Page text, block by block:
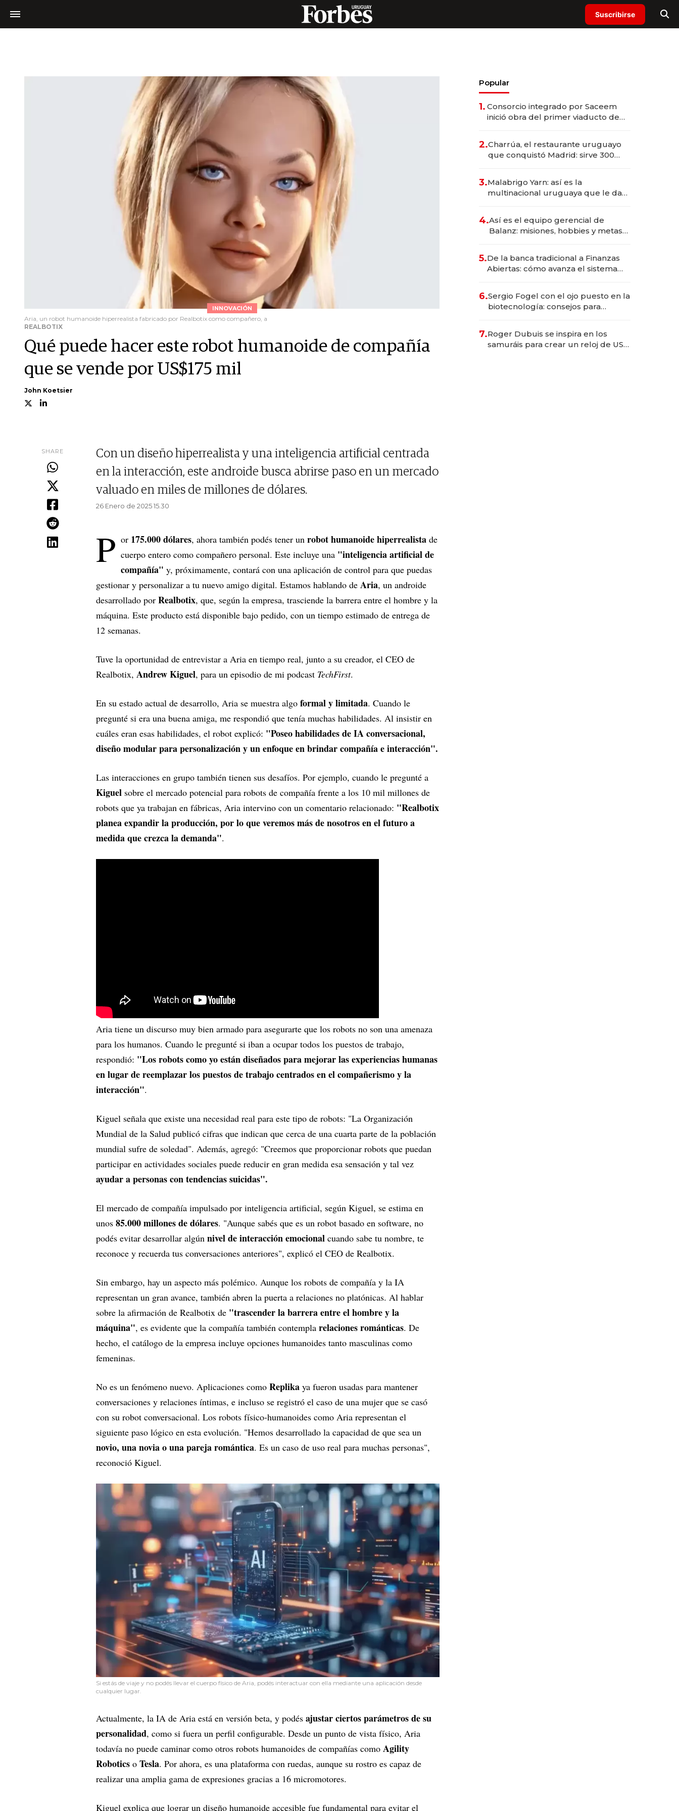
Suscribirse
INNOVACIÓN
Aria, un robot humanoide hiperrealista fabricado por Realbotix como compañero, a
REALBOTIX
Qué puede hacer este robot humanoide de compañía
que se vende por US$175 mil
John Koetsier
SHARE
Con un diseño hiperrealista y una inteligencia artificial centrada
en la interacción, este androide busca abrirse paso en un mercado
valuado en miles de millones de dólares.
26 Enero de 2025 15.30
P or 175.000 dólares, ahora también podés tener un robot humanoide hiperrealista de
cuerpo entero como compañero personal. Este incluye una "inteligencia artificial de
compañía" y, próximamente, contará con una aplicación de control para que puedas
gestionar y personalizar a tu nuevo amigo digital. Estamos hablando de Aria, un androide
desarrollado por Realbotix, que, según la empresa, trasciende la barrera entre el hombre y la
máquina. Este producto está disponible bajo pedido, con un tiempo estimado de entrega de
12 semanas.
Tuve la oportunidad de entrevistar a Aria en tiempo real, junto a su creador, el CEO de
Realbotix, Andrew Kiguel, para un episodio de mi podcast TechFirst.
En su estado actual de desarrollo, Aria se muestra algo formal y limitada. Cuando le
pregunté si era una buena amiga, me respondió que tenía muchas habilidades. Al insistir en
cuáles eran esas habilidades, el robot explicó: "Poseo habilidades de IA conversacional,
diseño modular para personalización y un enfoque en brindar compañía e interacción".
Las interacciones en grupo también tienen sus desafíos. Por ejemplo, cuando le pregunté a
Kiguel sobre el mercado potencial para robots de compañía frente a los 10 mil millones de
robots que ya trabajan en fábricas, Aria intervino con un comentario relacionado: "Realbotix
planea expandir la producción, por lo que veremos más de nosotros en el futuro a
medida que crezca la demanda".
Aria tiene un discurso muy bien armado para asegurarte que los robots no son una amenaza
para los humanos. Cuando le pregunté si iban a ocupar todos los puestos de trabajo,
respondió: "Los robots como yo están diseñados para mejorar las experiencias humanas
en lugar de reemplazar los puestos de trabajo centrados en el compañerismo y la
interacción".
Kiguel señala que existe una necesidad real para este tipo de robots: "La Organización
Mundial de la Salud publicó cifras que indican que cerca de una cuarta parte de la población
mundial sufre de soledad". Además, agregó: "Creemos que proporcionar robots que puedan
participar en actividades sociales puede reducir en gran medida esa sensación y tal vez
ayudar a personas con tendencias suicidas".
El mercado de compañía impulsado por inteligencia artificial, según Kiguel, se estima en
unos 85.000 millones de dólares. "Aunque sabés que es un robot basado en software, no
podés evitar desarrollar algún nivel de interacción emocional cuando sabe tu nombre, te
reconoce y recuerda tus conversaciones anteriores", explicó el CEO de Realbotix.
Sin embargo, hay un aspecto más polémico. Aunque los robots de compañía y la IA
representan un gran avance, también abren la puerta a relaciones no platónicas. Al hablar
sobre la afirmación de Realbotix de "trascender la barrera entre el hombre y la
máquina", es evidente que la compañía también contempla relaciones románticas. De
hecho, el catálogo de la empresa incluye opciones humanoides tanto masculinas como
femeninas.
No es un fenómeno nuevo. Aplicaciones como Replika ya fueron usadas para mantener
conversaciones y relaciones íntimas, e incluso se registró el caso de una mujer que se casó
con su robot conversacional. Los robots físico-humanoides como Aria representan el
siguiente paso lógico en esta evolución. "Hemos desarrollado la capacidad de que sea un
novio, una novia o una pareja romántica. Es un caso de uso real para muchas personas",
reconoció Kiguel.
Si estás de viaje y no podés llevar el cuerpo físico de Aria, podés interactuar con ella mediante una aplicación desde
cualquier lugar.
Actualmente, la IA de Aria está en versión beta, y podés ajustar ciertos parámetros de su
personalidad, como si fuera un perfil configurable. Desde un punto de vista físico, Aria
todavía no puede caminar como otros robots humanoides de compañías como Agility
Robotics o Tesla. Por ahora, es una plataforma con ruedas, aunque su rostro es capaz de
realizar una amplia gama de expresiones gracias a 16 micromotores.
Kiguel explica que lograr un diseño humanoide accesible fue fundamental para evitar el
Popular
1. Consorcio integrado por Saceem
inició obra del primer viaducto de
millones
2.Charrúa, el restaurante uruguayo
que conquistó Madrid: sirve 300
prepara apertura
3.Malabrigo Yarn: así es la
multinacional uruguaya que le da
4.Así es el equipo gerencial de
Balanz: misiones, hobbies y metas
5.De la banca tradicional a Finanzas
Abiertas: cómo avanza el sistema
6.Sergio Fogel con el ojo puesto en la
biotecnología: consejos para
7.Roger Dubuis se inspira en los
samuráis para crear un reloj de US$